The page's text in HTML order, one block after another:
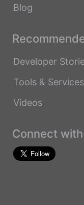
Blog
Developer
Tools & Services
Videos
Connect